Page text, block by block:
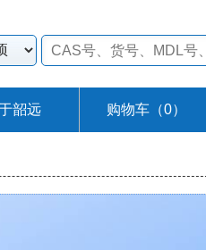
韶远 购物车（0）